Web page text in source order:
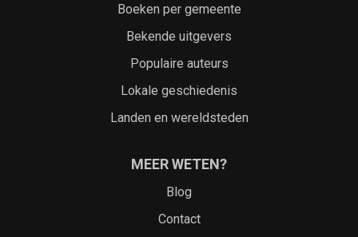
Boeken per gemeente
Bekende uitgevers
Populaire auteurs
Lokale geschiedenis
Landen en wereldsteden
MEER WETEN?
Blog
Contact